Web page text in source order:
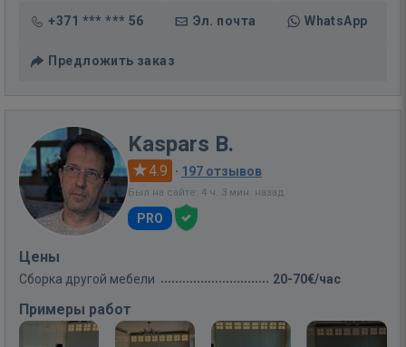
+371 *** *** 56 Эл. почта WhatsApp
Предложить заказ
Kaspars B.
4.9 · 197 отзывов
Был на сайте: 4 ч. 3 мин. назад
PRO
Цены
Сборка другой мебели 20-70€/час
Примеры работ